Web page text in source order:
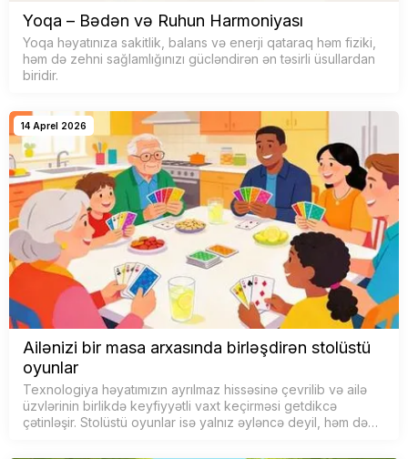
Yoqa – Bədən və Ruhun Harmoniyası
Yoqa həyatınıza sakitlik, balans və enerji qataraq həm fiziki,
həm də zehni sağlamlığınızı gücləndirən ən təsirli üsullardan
biridir.
14 Aprel 2026
Ailənizi bir masa arxasında birləşdirən stolüstü
oyunlar
Texnologiya həyatımızın ayrılmaz hissəsinə çevrilib və ailə
üzvlərinin birlikdə keyfiyyətli vaxt keçirməsi getdikcə
çətinləşir. Stolüstü oyunlar isə yalnız əyləncə deyil, həm də